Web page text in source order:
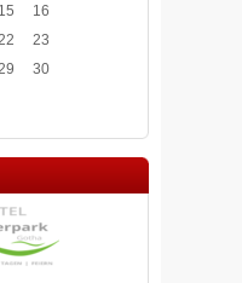
15
16
23
30